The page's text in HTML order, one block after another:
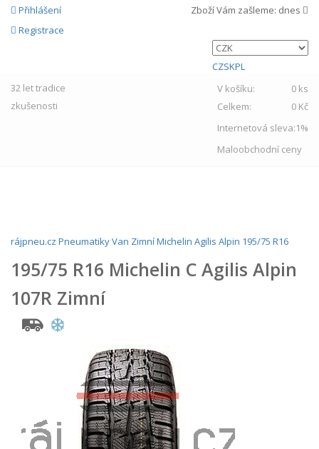
Přihlášení
Registrace
Zboží Vám zašleme: dnes
CZSKPL
32 lettradice
zkušenosti
V košíku:
0 ks
Celkem:
0 Kč
Internetová sleva:1%
Maloobchodní ceny
rájpneu.cz PneumatikyVan ZimníMichelin Agilis Alpin 195/75 R16
195/75 R16 Michelin C Agilis Alpin
107R Zimní